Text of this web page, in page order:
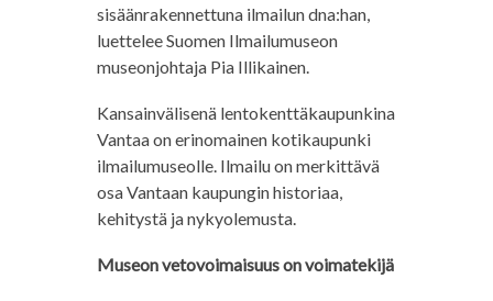
sisäänrakennettuna ilmailun dna:han,
luettelee Suomen Ilmailumuseon
museonjohtaja Pia Illikainen.
Kansainvälisenä lentokenttäkaupunkina
Vantaa on erinomainen kotikaupunki
ilmailumuseolle. Ilmailu on merkittävä
osa Vantaan kaupungin historiaa,
kehitystä ja nykyolemusta.
Museon vetovoimaisuus on voimatekijä